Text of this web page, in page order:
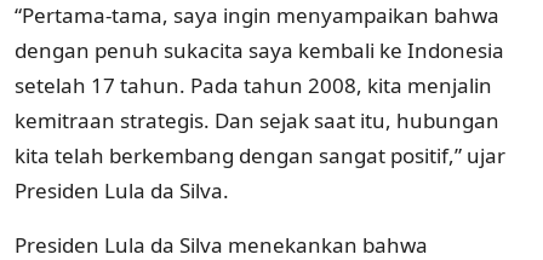
“Pertama-tama, saya ingin menyampaikan bahwa
dengan penuh sukacita saya kembali ke Indonesia
setelah 17 tahun. Pada tahun 2008, kita menjalin
kemitraan strategis. Dan sejak saat itu, hubungan
kita telah berkembang dengan sangat positif,” ujar
Presiden Lula da Silva.
Presiden Lula da Silva menekankan bahwa